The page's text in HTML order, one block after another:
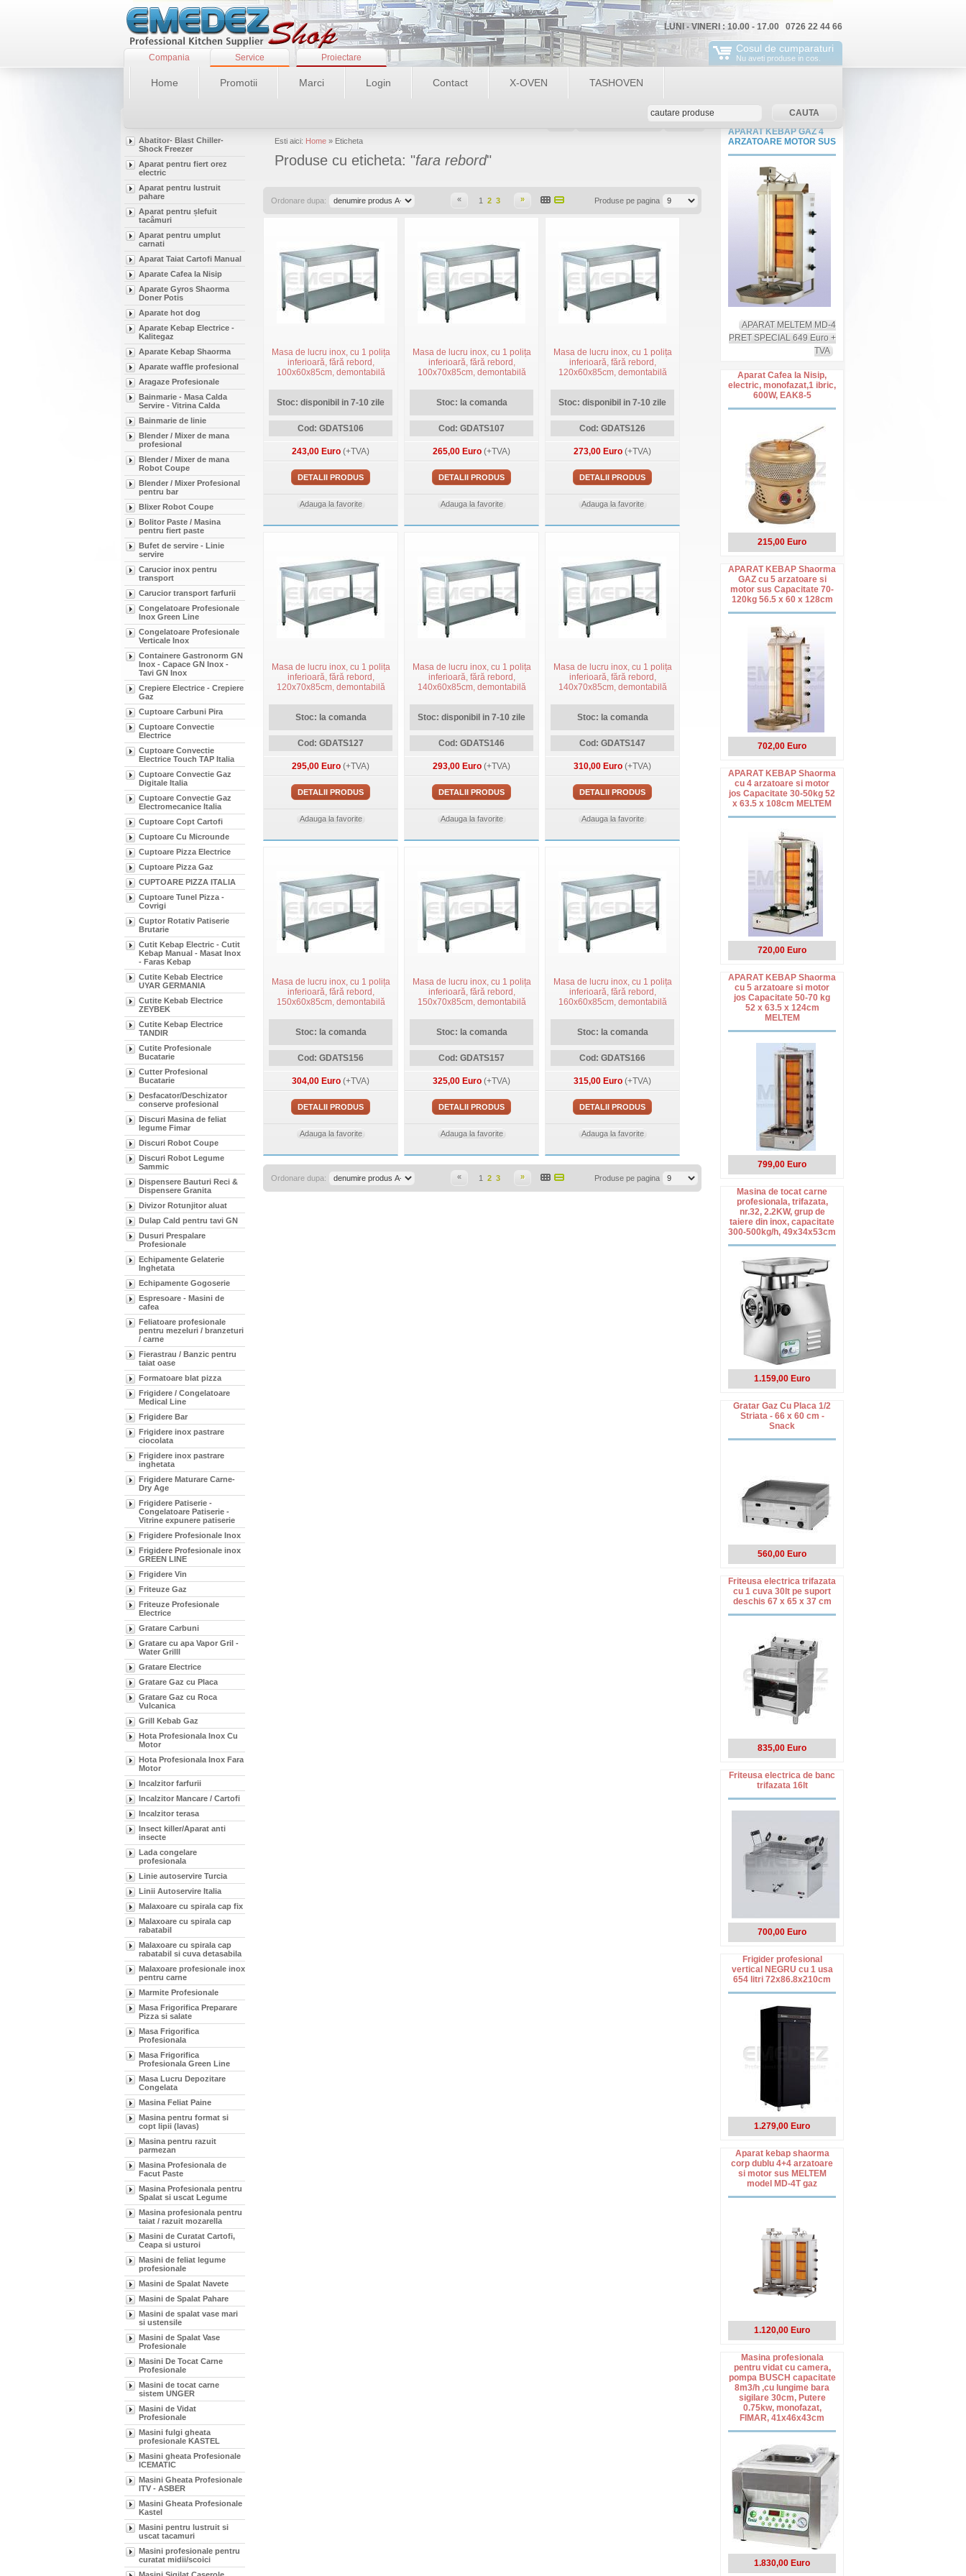
LUNI - VINERI : 10.00 - 17.00 0726 22 44 66
Cosul de cumparaturi
Nu aveti produse in cos.
Compania Service Proiectare
Home Promotii Marci Login Contact X-OVEN TASHOVEN
Abatitor- Blast Chiller-
Shock Freezer
Aparat pentru fiert orez
electric
Aparat pentru lustruit
pahare
Aparat pentru șlefuit
tacâmuri
Aparat pentru umplut
carnati
Aparat Taiat Cartofi Manual
Aparate Cafea la Nisip
Aparate Gyros Shaorma
Doner Potis
Aparate hot dog
Aparate Kebap Electrice -
Kalitegaz
Aparate Kebap Shaorma
Aparate waffle profesional
Aragaze Profesionale
Bainmarie - Masa Calda
Servire - Vitrina Calda
Bainmarie de linie
Blender / Mixer de mana
profesional
Blender / Mixer de mana
Robot Coupe
Blender / Mixer Profesional
pentru bar
Blixer Robot Coupe
Bolitor Paste / Masina
pentru fiert paste
Bufet de servire - Linie
servire
Carucior inox pentru
transport
Carucior transport farfurii
Congelatoare Profesionale
Inox Green Line
Congelatoare Profesionale
Verticale Inox
Containere Gastronorm GN
Inox - Capace GN Inox -
Tavi GN Inox
Crepiere Electrice - Crepiere
Gaz
Cuptoare Carbuni Pira
Cuptoare Convectie
Electrice
Cuptoare Convectie
Electrice Touch TAP Italia
Cuptoare Convectie Gaz
Digitale Italia
Cuptoare Convectie Gaz
Electromecanice Italia
Cuptoare Copt Cartofi
Cuptoare Cu Microunde
Cuptoare Pizza Electrice
Cuptoare Pizza Gaz
CUPTOARE PIZZA ITALIA
Cuptoare Tunel Pizza -
Covrigi
Cuptor Rotativ Patiserie
Brutarie
Cutit Kebap Electric - Cutit
Kebap Manual - Masat Inox
- Faras Kebap
Cutite Kebab Electrice
UYAR GERMANIA
Cutite Kebab Electrice
ZEYBEK
Cutite Kebap Electrice
TANDIR
Cutite Profesionale
Bucatarie
Cutter Profesional
Bucatarie
Desfacator/Deschizator
conserve profesional
Discuri Masina de feliat
legume Fimar
Discuri Robot Coupe
Discuri Robot Legume
Sammic
Dispensere Bauturi Reci &
Dispensere Granita
Divizor Rotunjitor aluat
Dulap Cald pentru tavi GN
Dusuri Prespalare
Profesionale
Echipamente Gelaterie
Inghetata
Echipamente Gogoserie
Espresoare - Masini de
cafea
Feliatoare profesionale
pentru mezeluri / branzeturi
/ carne
Fierastrau / Banzic pentru
taiat oase
Formatoare blat pizza
Frigidere / Congelatoare
Medical Line
Frigidere Bar
Frigidere inox pastrare
ciocolata
Frigidere inox pastrare
inghetata
Frigidere Maturare Carne-
Dry Age
Frigidere Patiserie -
Congelatoare Patiserie -
Vitrine expunere patiserie
Frigidere Profesionale Inox
Frigidere Profesionale inox
GREEN LINE
Frigidere Vin
Friteuze Gaz
Friteuze Profesionale
Electrice
Gratare Carbuni
Gratare cu apa Vapor Gril -
Water Grilll
Gratare Electrice
Gratare Gaz cu Placa
Gratare Gaz cu Roca
Vulcanica
Grill Kebab Gaz
Hota Profesionala Inox Cu
Motor
Hota Profesionala Inox Fara
Motor
Incalzitor farfurii
Incalzitor Mancare / Cartofi
Incalzitor terasa
Insect killer/Aparat anti
insecte
Lada congelare
profesionala
Linie autoservire Turcia
Linii Autoservire Italia
Malaxoare cu spirala cap fix
Malaxoare cu spirala cap
rabatabil
Malaxoare cu spirala cap
rabatabil si cuva detasabila
Malaxoare profesionale inox
pentru carne
Marmite Profesionale
Masa Frigorifica Preparare
Pizza si salate
Masa Frigorifica
Profesionala
Masa Frigorifica
Profesionala Green Line
Masa Lucru Depozitare
Congelata
Masina Feliat Paine
Masina pentru format si
copt lipii (lavas)
Masina pentru razuit
parmezan
Masina Profesionala de
Facut Paste
Masina Profesionala pentru
Spalat si uscat Legume
Masina profesionala pentru
taiat / razuit mozarella
Masini de Curatat Cartofi,
Ceapa si usturoi
Masini de feliat legume
profesionale
Masini de Spalat Navete
Masini de Spalat Pahare
Masini de spalat vase mari
si ustensile
Masini de Spalat Vase
Profesionale
Masini De Tocat Carne
Profesionale
Masini de tocat carne
sistem UNGER
Masini de Vidat
Profesionale
Masini fulgi gheata
profesionale KASTEL
Masini gheata Profesionale
ICEMATIC
Masini Gheata Profesionale
ITV - ASBER
Masini Gheata Profesionale
Kastel
Masini pentru lustruit si
uscat tacamuri
Masini profesionale pentru
curatat midii/scoici
Esti aici: Home » Eticheta
Produse cu eticheta: "fara rebord"
Ordonare dupa: « 1 2 3 » Produse pe pagina
Masa de lucru inox, cu 1 polița
inferioară, fără rebord,
100x60x85cm, demontabilă
Stoc: disponibil in 7-10 zile
Cod: GDATS106
243,00 Euro (+TVA)
DETALII PRODUS
Adauga la favorite
Masa de lucru inox, cu 1 polița
inferioară, fără rebord,
100x70x85cm, demontabilă
Stoc: la comanda
Cod: GDATS107
265,00 Euro (+TVA)
DETALII PRODUS
Adauga la favorite
Masa de lucru inox, cu 1 polița
inferioară, fără rebord,
120x60x85cm, demontabilă
Stoc: disponibil in 7-10 zile
Cod: GDATS126
273,00 Euro (+TVA)
DETALII PRODUS
Adauga la favorite
Masa de lucru inox, cu 1 polița
inferioară, fără rebord,
120x70x85cm, demontabilă
Stoc: la comanda
Cod: GDATS127
295,00 Euro (+TVA)
DETALII PRODUS
Adauga la favorite
Masa de lucru inox, cu 1 polița
inferioară, fără rebord,
140x60x85cm, demontabilă
Stoc: disponibil in 7-10 zile
Cod: GDATS146
293,00 Euro (+TVA)
DETALII PRODUS
Adauga la favorite
Masa de lucru inox, cu 1 polița
inferioară, fără rebord,
140x70x85cm, demontabilă
Stoc: la comanda
Cod: GDATS147
310,00 Euro (+TVA)
DETALII PRODUS
Adauga la favorite
Masa de lucru inox, cu 1 polița
inferioară, fără rebord,
150x60x85cm, demontabilă
Stoc: la comanda
Cod: GDATS156
304,00 Euro (+TVA)
DETALII PRODUS
Adauga la favorite
Masa de lucru inox, cu 1 polița
inferioară, fără rebord,
150x70x85cm, demontabilă
Stoc: la comanda
Cod: GDATS157
325,00 Euro (+TVA)
DETALII PRODUS
Adauga la favorite
Masa de lucru inox, cu 1 polița
inferioară, fără rebord,
160x60x85cm, demontabilă
Stoc: la comanda
Cod: GDATS166
315,00 Euro (+TVA)
DETALII PRODUS
Adauga la favorite
Ordonare dupa: « 1 2 3 » Produse pe pagina
APARAT KEBAP GAZ 4
ARZATOARE MOTOR SUS
APARAT MELTEM MD-4
PRET SPECIAL 649 Euro +
TVA
Aparat Cafea la Nisip,
electric, monofazat,1 ibric,
600W, EAK8-5
215,00 Euro
APARAT KEBAP Shaorma
GAZ cu 5 arzatoare si
motor sus Capacitate 70-
120kg 56.5 x 60 x 128cm
702,00 Euro
APARAT KEBAP Shaorma
cu 4 arzatoare si motor
jos Capacitate 30-50kg 52
x 63.5 x 108cm MELTEM
720,00 Euro
APARAT KEBAP Shaorma
cu 5 arzatoare si motor
jos Capacitate 50-70 kg
52 x 63.5 x 124cm
MELTEM
799,00 Euro
Masina de tocat carne
profesionala, trifazata,
nr.32, 2.2KW, grup de
taiere din inox, capacitate
300-500kg/h, 49x34x53cm
1.159,00 Euro
Gratar Gaz Cu Placa 1/2
Striata - 66 x 60 cm -
Snack
560,00 Euro
Friteusa electrica trifazata
cu 1 cuva 30lt pe suport
deschis 67 x 65 x 37 cm
835,00 Euro
Friteusa electrica de banc
trifazata 16lt
700,00 Euro
Frigider profesional
vertical NEGRU cu 1 usa
654 litri 72x86.8x210cm
1.279,00 Euro
Aparat kebap shaorma
corp dublu 4+4 arzatoare
si motor sus MELTEM
model MD-4T gaz
1.120,00 Euro
Masina profesionala
pentru vidat cu camera,
pompa BUSCH capacitate
8m3/h ,cu lungime bara
sigilare 30cm, Putere
0.75kw, monofazat,
FIMAR, 41x46x43cm
1.830,00 Euro